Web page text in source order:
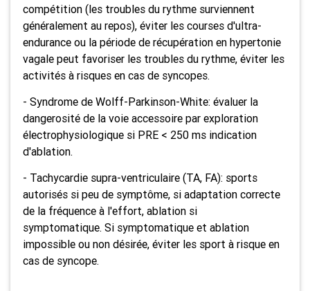
compétition (les troubles du rythme surviennent
généralement au repos), éviter les courses d'ultra-
endurance ou la période de récupération en hypertonie
vagale peut favoriser les troubles du rythme, éviter les
activités à risques en cas de syncopes.
- Syndrome de Wolff-Parkinson-White: évaluer la
dangerosité de la voie accessoire par exploration
électrophysiologique si PRE < 250 ms indication
d'ablation.
- Tachycardie supra-ventriculaire (TA, FA): sports
autorisés si peu de symptôme, si adaptation correcte
de la fréquence à l'effort, ablation si
symptomatique. Si symptomatique et ablation
impossible ou non désirée, éviter les sport à risque en
cas de syncope.